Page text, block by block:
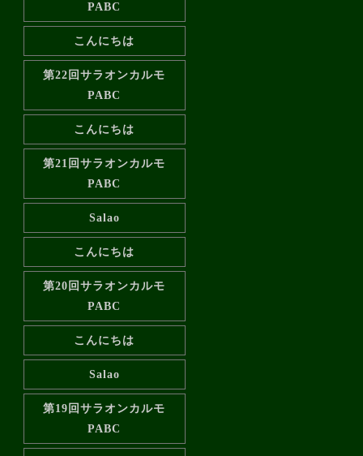
PABC
こんにちは
第22回サラオンカルモ
PABC
こんにちは
第21回サラオンカルモ
PABC
Salao
こんにちは
第20回サラオンカルモ
PABC
こんにちは
Salao
第19回サラオンカルモ
PABC